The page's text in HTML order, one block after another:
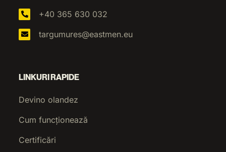
+40 365 630 032
targumures@eastmen.eu
LINKURI RAPIDE
Devino olandez
Cum funcționează
Certificări